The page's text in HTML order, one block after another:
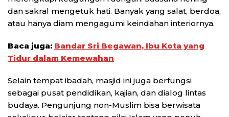
dan sakral mengetuk hati. Banyak yang salat, berdoa,
atau hanya diam mengagumi keindahan interiornya.
Baca juga: Bandar Sri Begawan, Ibu Kota yang
Tidur dalam Kemewahan
Selain tempat ibadah, masjid ini juga berfungsi
sebagai pusat pendidikan, kajian, dan dialog lintas
budaya. Pengunjung non-Muslim bisa berwisata